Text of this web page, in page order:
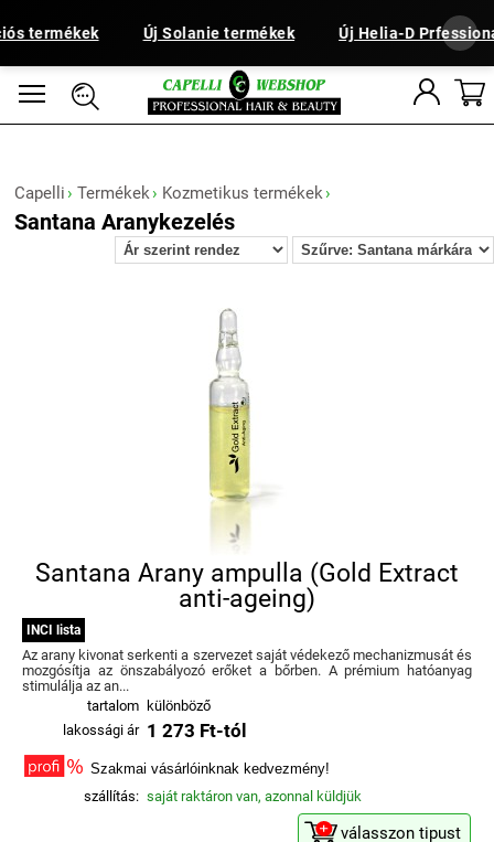
termékek Új Solanie termékek Új Helia-D
Capelli Termékek Kozmetikus termékek
Santana Aranykezelés
Santana Arany ampulla (Gold Extract
anti-ageing)
INCI lista
Az arany kivonat serkenti a szervezet saját védekező mechanizmusát és
mozgósítja az önszabályozó erőket a bőrben. A prémium hatóanyag
stimulálja az an...
tartalom különböző
lakossági ár 1 273 Ft-tól
Szakmai vásárlóinknak kedvezmény!
szállítás: saját raktáron van, azonnal küldjük
válasszon tipust